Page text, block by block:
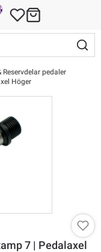
Reservdelar pedaler
Höger
7 | Pedalaxel